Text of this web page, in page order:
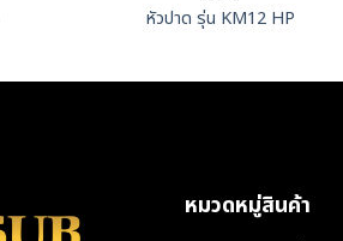
หัวปาด รุ่น KM12 HP
หมวดหมู่สินค้า